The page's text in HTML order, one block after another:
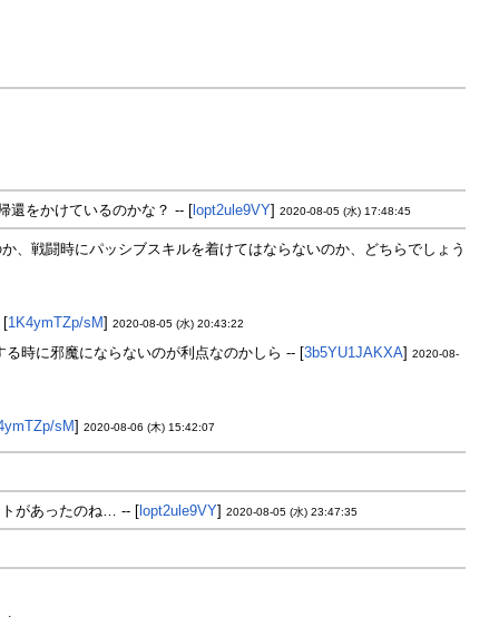
還をかけているのかな？ -- [lopt2ule9VY] 2020-08-05 (水) 17:48:45
、戦闘時にパッシブスキルを着けてはならないのか、どちらでしょう
[1K4ymTZp/sM] 2020-08-05 (水) 20:43:22
時に邪魔にならないのが利点なのかしら -- [3b5YU1JAKXA] 2020-08-
sM] 2020-08-06 (木) 15:42:07
トがあったのね… -- [lopt2ule9VY] 2020-08-05 (水) 23:47:35